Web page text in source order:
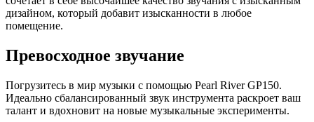
дизайном, который добавит изысканности в любое
помещение.
Превосходное звучание
Погрузитесь в мир музыки с помощью Pearl River GP150.
Идеально сбалансированный звук инструмента раскроет ваш
талант и вдохновит на новые музыкальные эксперименты.